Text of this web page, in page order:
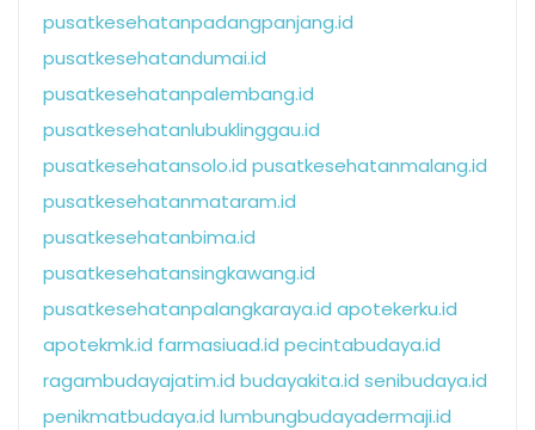
pusatkesehatanpadangpanjang.id
pusatkesehatandumai.id
pusatkesehatanpalembang.id
pusatkesehatanlubuklinggau.id
pusatkesehatansolo.id pusatkesehatanmalang.id
pusatkesehatanmataram.id
pusatkesehatanbima.id
pusatkesehatansingkawang.id
pusatkesehatanpalangkaraya.id apotekerku.id
apotekmk.id farmasiuad.id pecintabudaya.id
ragambudayajatim.id budayakita.id senibudaya.id
penikmatbudaya.id lumbungbudayadermaji.id